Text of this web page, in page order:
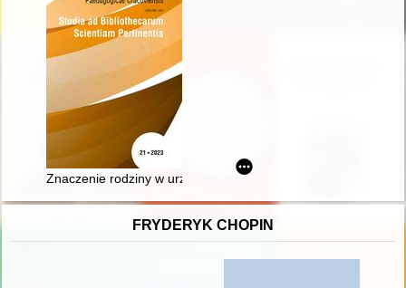
Znaczenie rodziny w urzeczywistnianiu ideałów
FRYDERYK CHOPIN